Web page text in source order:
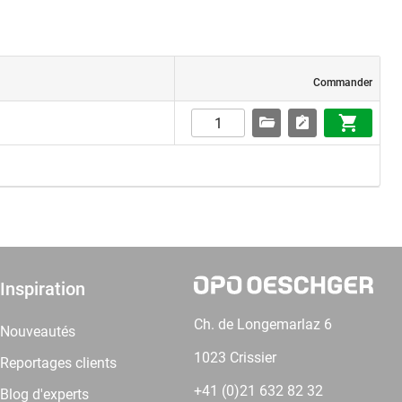
Commander
Inspiration
Nouveautés
Reportages clients
Blog d'experts
Ch. de Longemarlaz 6
1023 Crissier
+41 (0)21 632 82 32